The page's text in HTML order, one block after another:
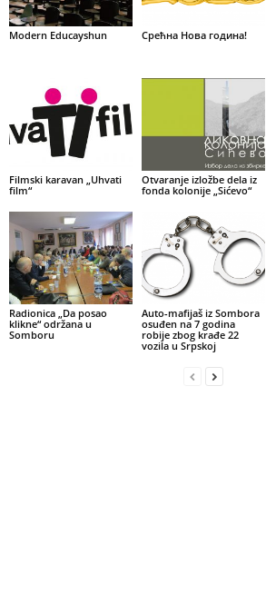
Modern Educayshun Срећна Нова година!
Filmski karavan „Uhvati
film“
Otvaranje izložbe dela iz
fonda kolonije „Sićevo“
Radionica „Da posao
klikne“ održana u
Somboru
Auto-mafijaš iz Sombora
osuđen na 7 godina
robije zbog krađe 22
vozila u Srpskoj